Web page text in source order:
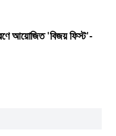
আয়োজিত 'বিজয় ফিস্ট'-